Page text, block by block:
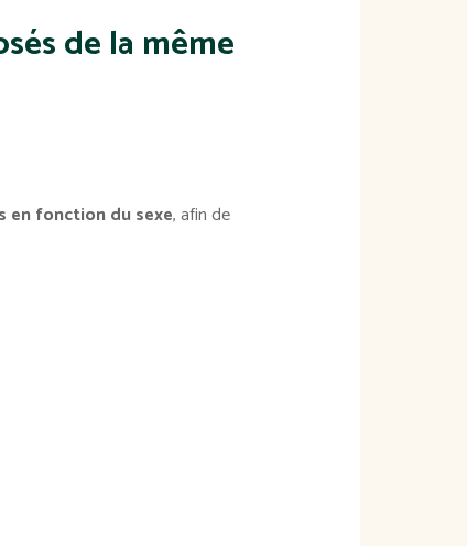
de la même
en fonction du sexe, afin de